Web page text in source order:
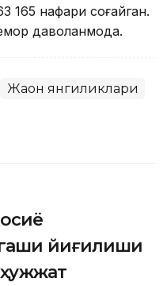
165 нафари соғайган.
даволанмоқда.
Жаҳон янгиликлари
йиғилиши